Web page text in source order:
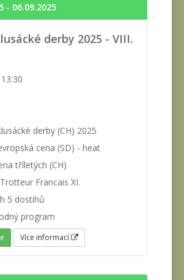
- 06.09.2025
derby 2025 - VIII.
derby (CH) 2025
cena (SD) - heat
tříletých (CH)
Francais XI.
5 dostihů
program
Více informací